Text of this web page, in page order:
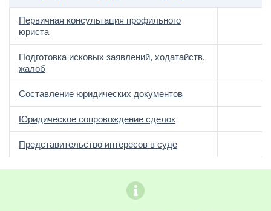
Первичная консультация профильного
юриста
Подготовка исковых заявлений, ходатайств,
жалоб
Составление юридических документов
Юридическое сопровождение сделок
Представительство интересов в суде